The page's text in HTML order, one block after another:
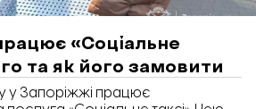
«Соціальне
та як його замовити
у Запоріжжі працює